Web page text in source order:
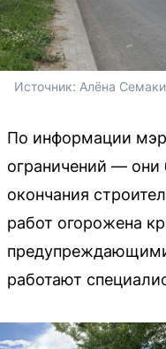
Источник: Алёна
По информации
ограничений — они
окончания
работ огорожена
работают